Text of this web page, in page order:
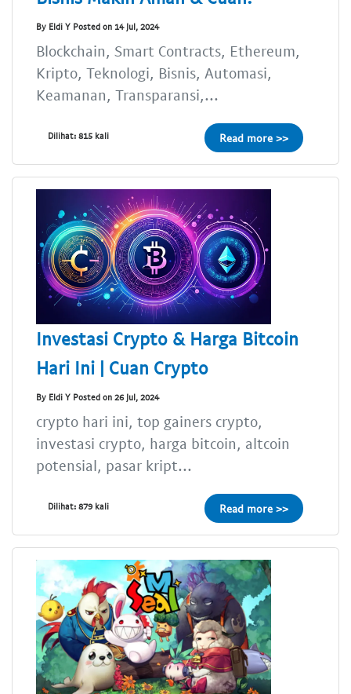
By Eldi Y Posted on 14 Jul, 2024
Blockchain, Smart Contracts, Ethereum,
Kripto, Teknologi, Bisnis, Automasi,
Keamanan, Transparansi,...
Dilihat: 815 kali Read more >>
Investasi Crypto & Harga Bitcoin
Hari Ini | Cuan Crypto
By Eldi Y Posted on 26 Jul, 2024
crypto hari ini, top gainers crypto,
investasi crypto, harga bitcoin, altcoin
potensial, pasar kript...
Dilihat: 879 kali Read more >>